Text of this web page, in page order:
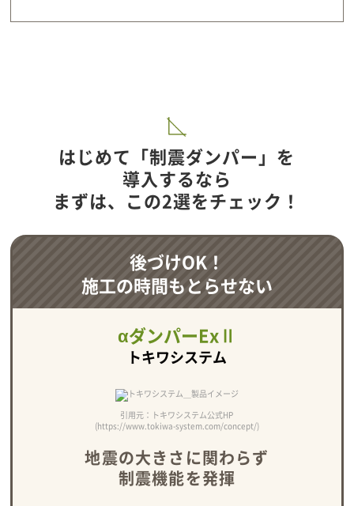
はじめて「制震ダンパー」を
導入するなら
まずは、この2選をチェック！
後づけOK！
施工の時間もとらせない
αダンパーExⅡ
トキワシステム
引用元：トキワシステム公式HP
(https://www.tokiwa-system.com/concept/)
地震の大きさに関わらず
制震機能を発揮